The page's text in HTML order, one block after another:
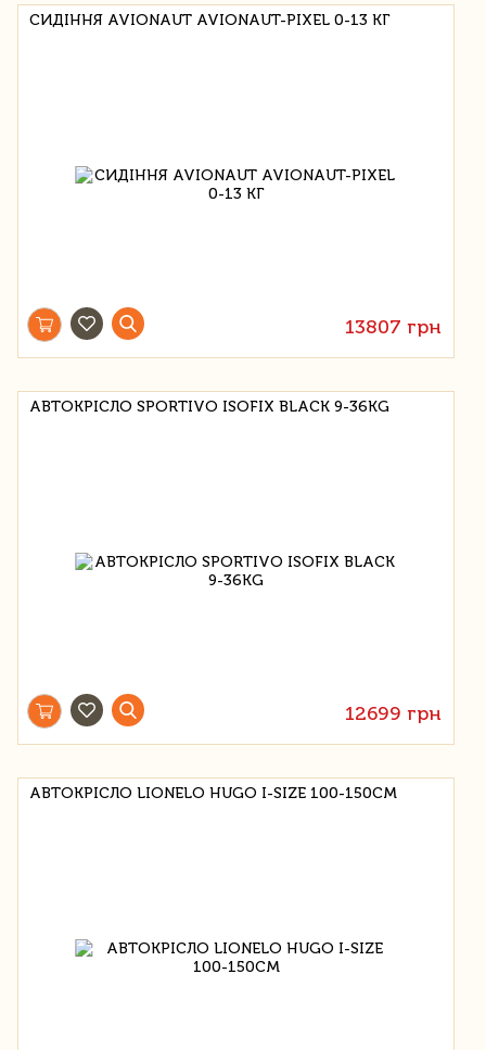
СИДІННЯ AVIONAUT AVIONAUT-PIXEL 0-13 КГ
13807 грн
АВТОКРІСЛО SPORTIVO ISOFIX BLACK 9-36KG
12699 грн
АВТОКРІСЛО LIONELO HUGO I-SIZE 100-150СМ